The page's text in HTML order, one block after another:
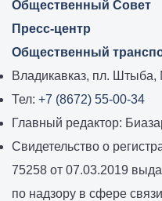
Общественный Совет
Пресс-центр
Общественный
Владикавказ, пл.
Тел: +7 (8672) 55-00-34
Главный редактор:
Свидетельство о
75258 от 07.03.2019
по надзору в сфере